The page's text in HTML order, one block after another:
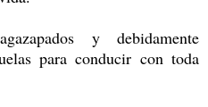
y debidamente
para conducir con toda